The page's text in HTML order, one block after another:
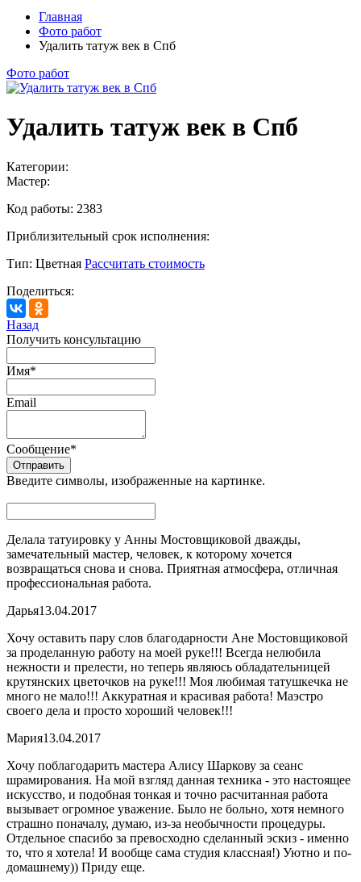
Главная
Фото работ
Удалить татуж век в Спб
Фото работ
Удалить татуж век в Спб
Категории:
Мастер:
Код работы: 2383
Приблизительный срок исполнения:
Тип: Цветная Рассчитать стоимость
Поделиться:
Назад
Получить консультацию
Имя*
Email
Сообщение*
Введите символы, изображенные на картинке.
Делала татуировку у Анны Мостовщиковой дважды,
замечательный мастер, человек, к которому хочется
возвращаться снова и снова. Приятная атмосфера, отличная
профессиональная работа.
Дарья13.04.2017
Хочу оставить пару слов благодарности Ане Мостовщиковой
за проделанную работу на моей руке!!! Всегда нелюбила
нежности и прелести, но теперь являюсь обладательницей
крутянских цветочков на руке!!! Моя любимая татушкечка не
много не мало!!! Аккуратная и красивая работа! Маэстро
своего дела и просто хороший человек!!!
Мария13.04.2017
Хочу поблагодарить мастера Алису Шаркову за сеанс
шрамирования. На мой взгляд данная техника - это настоящее
искусство, и подобная тонкая и точно расчитанная работа
вызывает огромное уважение. Было не больно, хотя немного
страшно поначалу, думаю, из-за необычности процедуры.
Отдельное спасибо за превосходно сделанный эскиз - именно
то, что я хотела! И вообще сама студия классная!) Уютно и по-
домашнему)) Приду еще.